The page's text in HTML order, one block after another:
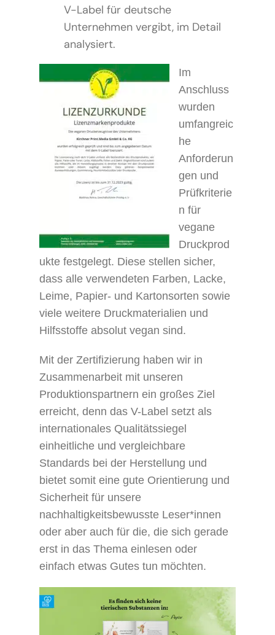
V-Label für deutsche
Unternehmen vergibt, im Detail
analysiert.
Im
Anschluss
wurden
umfangreic
he
Anforderun
gen und
Prüfkriterie
n für
vegane
Druckprod
ukte festgelegt. Diese stellen sicher,
dass alle verwendeten Farben, Lacke,
Leime, Papier- und Kartonsorten sowie
viele weitere Druckmaterialien und
Hilfsstoffe absolut vegan sind.
Mit der Zertifizierung haben wir in
Zusammenarbeit mit unseren
Produktionspartnern ein großes Ziel
erreicht, denn das V-Label setzt als
internationales Qualitätssiegel
einheitliche und vergleichbare
Standards bei der Herstellung und
bietet somit eine gute Orientierung und
Sicherheit für unsere
nachhaltigkeitsbewusste Leser*innen
oder aber auch für die, die sich gerade
erst in das Thema einlesen oder
einfach etwas Gutes tun möchten.